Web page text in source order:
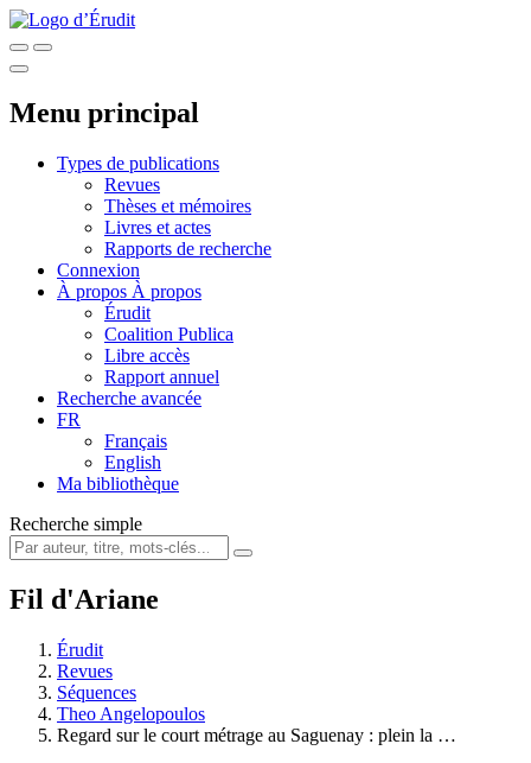
Menu principal
Types de publications
Revues
Thèses et mémoires
Livres et actes
Rapports de recherche
Connexion
À propos À propos
Érudit
Coalition Publica
Libre accès
Rapport annuel
Recherche avancée
FR
Français
English
Ma bibliothèque
Recherche simple
Fil d'Ariane
Érudit
Revues
Séquences
Theo Angelopoulos
Regard sur le court métrage au Saguenay : plein la …